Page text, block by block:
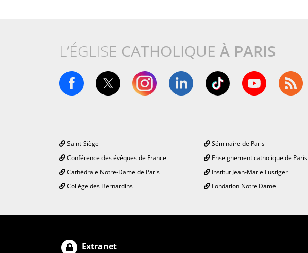
L’ÉGLISE CATHOLIQUE À PARIS
Saint-Siège
Conférence des évêques de France
Cathédrale Notre-Dame de Paris
Collège des Bernardins
Séminaire de Paris
Enseignement catholique de Paris
Institut Jean-Marie Lustiger
Fondation Notre Dame
Extranet